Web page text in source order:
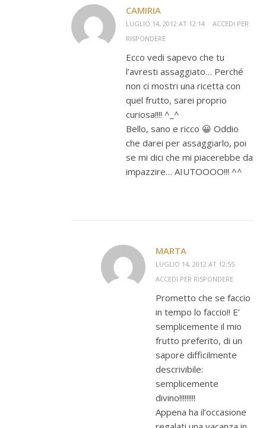
CAMIRIA
LUGLIO 14, 2012 AT 12:14
ACCEDI PER
RISPONDERE
Ecco vedi sapevo che tu
l’avresti assaggiato… Perché
non ci mostri una ricetta con
quel frutto, sarei proprio
curiosa!!!! ^_^
Bello, sano e ricco 😀 Oddio
che darei per assaggiarlo, poi
se mi dici che mi piacerebbe da
impazzire… AIUTOOOO!!! ^^
MARTA
LUGLIO 14, 2012 AT 12:55
ACCEDI PER RISPONDERE
Prometto che se faccio
in tempo lo faccio!! E’
semplicemente il mio
frutto preferito, di un
sapore difficilmente
descrivibile:
semplicemente
divino!!!!!!!!!
Appena ha il’occasione